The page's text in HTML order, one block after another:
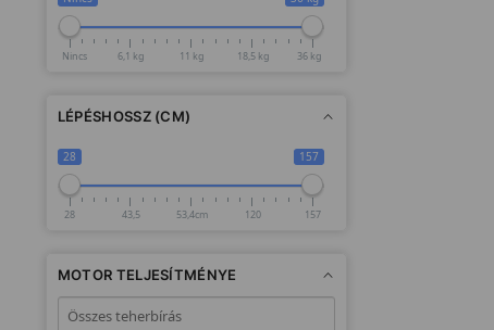
Nincs 6,1 kg 11 kg 18,5 kg 36 kg
LÉPÉSHOSSZ (CM)
28 157
28 43,5 53,4cm 120 157
MOTOR TELJESÍTMÉNYE